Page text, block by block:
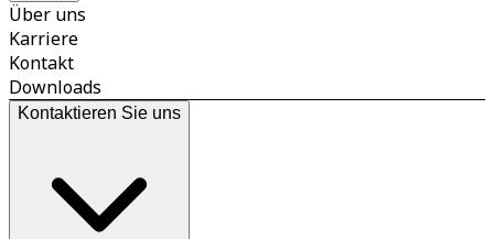
Über uns
Karriere
Kontakt
Downloads
Kontaktieren Sie uns